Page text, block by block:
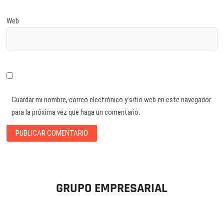
Web
Guardar mi nombre, correo electrónico y sitio web en este navegador
para la próxima vez que haga un comentario.
GRUPO EMPRESARIAL